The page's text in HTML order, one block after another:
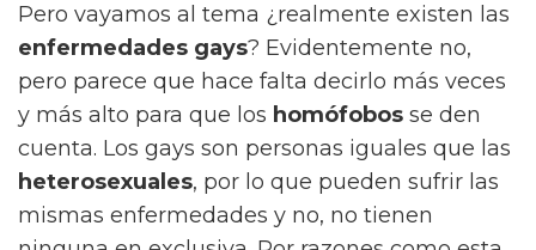
Pero vayamos al tema ¿realmente existen las
enfermedades gays? Evidentemente no,
pero parece que hace falta decirlo más veces
y más alto para que los homófobos se den
cuenta. Los gays son personas iguales que las
heterosexuales, por lo que pueden sufrir las
mismas enfermedades y no, no tienen